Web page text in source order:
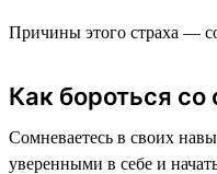
Причины этого страха —
Как бороться со
Сомневаетесь в своих
уверенными в себе и